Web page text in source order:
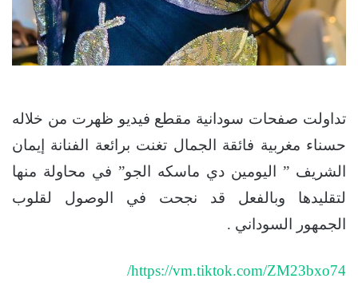
تداولت صفحات سودانية مقطع فيديو ظهرت من خلاله
حسناء مغربية فائقة الجمال تغنت برائعة الفنانة إيمان
الشريف ” اليومين دي ماسكه الجو” في محاولة منها
لتقليدها وبالفعل قد نجحت في الوصول لقلوب
الجمهور السوداني .
https://vm.tiktok.com/ZM23bxo74/